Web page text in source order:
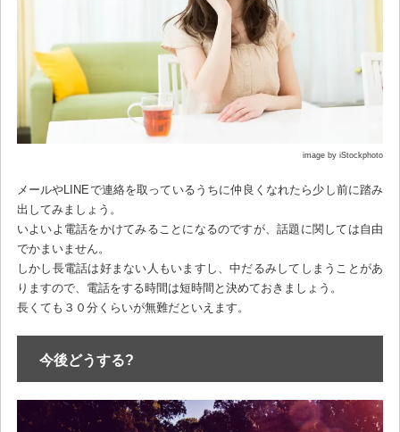
image by iStockphoto
メールやLINEで連絡を取っているうちに仲良くなれたら少し前に踏み
出してみましょう。
いよいよ電話をかけてみることになるのですが、話題に関しては自由
でかまいません。
しかし長電話は好まない人もいますし、中だるみしてしまうことがあ
りますので、電話をする時間は短時間と決めておきましょう。
長くても３０分くらいが無難だといえます。
今後どうする?